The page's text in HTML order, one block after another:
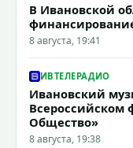
В Ивановской
8 августа, 19:41
ИВТЕЛЕРАДИО
Ивановский
Всероссийском
Общество»
8 августа, 19:38